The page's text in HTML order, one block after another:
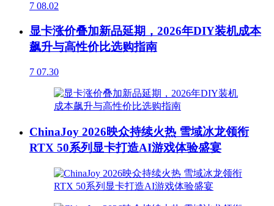
7 08.02
显卡涨价叠加新品延期，2026年DIY装机成本
飙升与高性价比选购指南
7 07.30
ChinaJoy 2026映众持续火热 雪域冰龙领衔
RTX 50系列显卡打造AI游戏体验盛宴